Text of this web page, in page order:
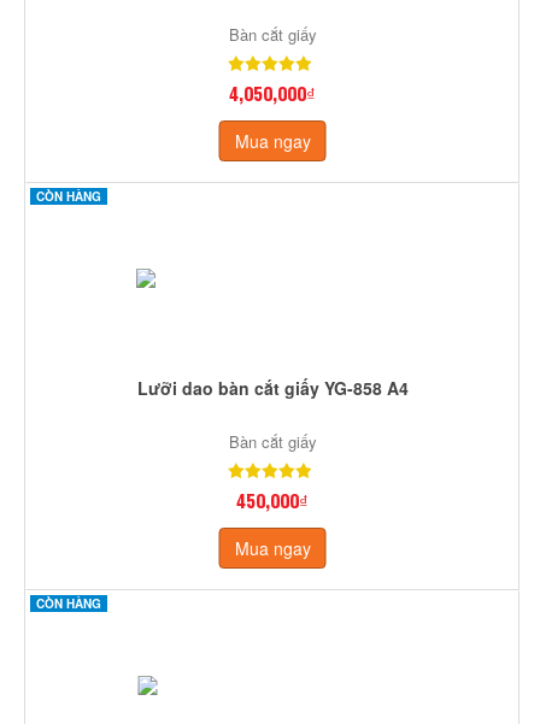
Bàn cắt giấy
4,050,000₫
Mua ngay
CÒN HÀNG
Lưỡi dao bàn cắt giấy YG-858 A4
Bàn cắt giấy
450,000₫
Mua ngay
CÒN HÀNG